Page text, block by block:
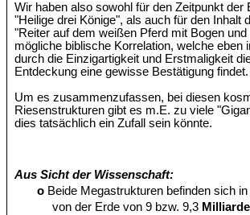
Wir haben also sowohl für den Zeitpunkt der
"Heilige drei Könige", als auch für den Inhalt
"Reiter auf dem weißen Pferd mit Bogen und
mögliche biblische Korrelation, welche eben
durch die Einzigartigkeit und Erstmaligkeit
Entdeckung eine gewisse Bestätigung findet.
Um es zusammenzufassen, bei diesen
Riesenstrukturen gibt es m.E. zu viele
dies tatsächlich ein Zufall sein könnte.
Aus Sicht der Wissenschaft:
o Beide Megastrukturen befinden sich
von der Erde von 9 bzw. 9,3